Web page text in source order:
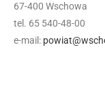
67-400 Wschowa
tel. 65 540-48-00
e-mail: